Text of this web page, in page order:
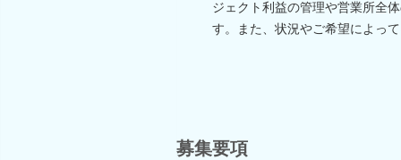
ジェクト利益の管理や営業所全
す。また、状況やご希望によっ
募集要項